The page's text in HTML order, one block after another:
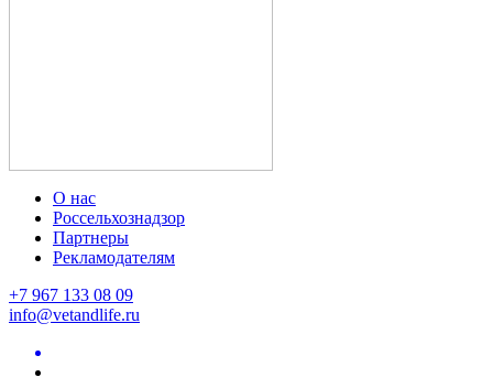
О нас
Россельхознадзор
Партнеры
Рекламодателям
+7 967 133 08 09
info@vetandlife.ru